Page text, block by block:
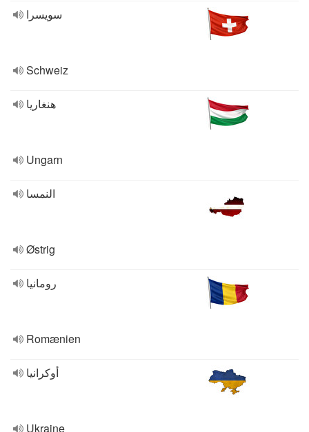
سويسرا
Schweiz
هنغاريا
Ungarn
النمسا
Østrig
رومانيا
Romænien
أوكرانيا
Ukraine